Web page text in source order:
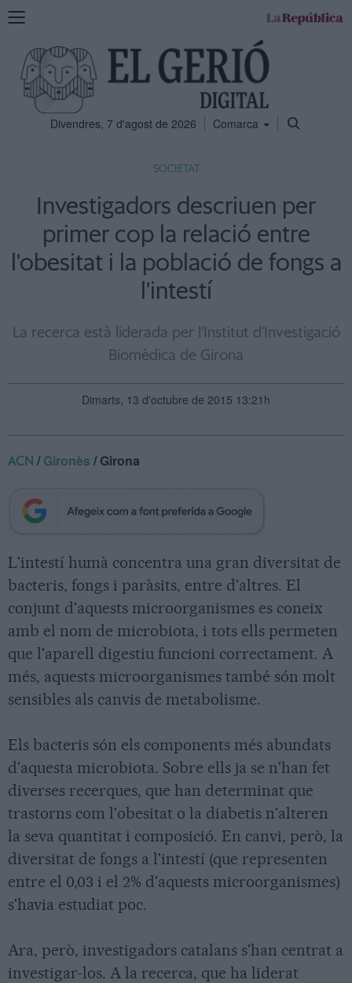
Mostra
navegació
Divendres, 7 d'agost de 2026 Comarca
SOCIETAT
Investigadors descriuen per
primer cop la relació entre
l'obesitat i la població de fongs a
l'intestí
La recerca està liderada per l'Institut d'Investigació
Biomèdica de Girona
Dimarts, 13 d'octubre de 2015 13:21h
ACN /Gironès / Girona
L'intestí humà concentra una gran diversitat de
bacteris, fongs i paràsits, entre d'altres. El
conjunt d'aquests microorganismes es coneix
amb el nom de microbiota, i tots ells permeten
que l'aparell digestiu funcioni correctament. A
més, aquests microorganismes també són molt
sensibles als canvis de metabolisme.
Els bacteris són els components més abundats
d'aquesta microbiota. Sobre ells ja se n'han fet
diverses recerques, que han determinat que
trastorns com l'obesitat o la diabetis n'alteren
la seva quantitat i composició. En canvi, però, la
diversitat de fongs a l'intestí (que representen
entre el 0,03 i el 2% d'aquests microorganismes)
s'havia estudiat poc.
Ara, però, investigadors catalans s'han centrat a
investigar-los. A la recerca, que ha liderat